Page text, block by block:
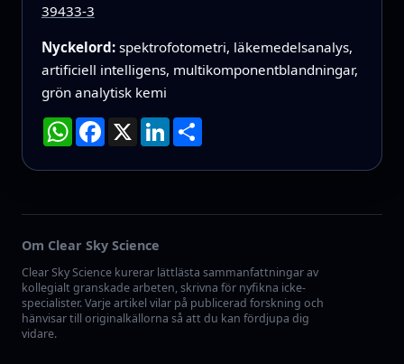
39433-3
Nyckelord: spektrofotometri, läkemedelsanalys,
artificiell intelligens, multikomponentblandningar,
grön analytisk kemi
WhatsApp
Facebook
X LinkedIn
Dela
Om Clear Sky Science
Clear Sky Science kurerar lättlästa sammanfattningar av
kollegialt granskade arbeten, skrivna för nyfikna icke-
specialister. Varje artikel vilar på publicerad forskning och
hänvisar till originalkällorna så att du kan fördjupa dig
vidare.